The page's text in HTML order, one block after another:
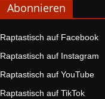
Abonnieren
Raptastisch auf Facebook
Raptastisch auf Instagram
Raptastisch auf YouTube
Raptastisch auf TikTok